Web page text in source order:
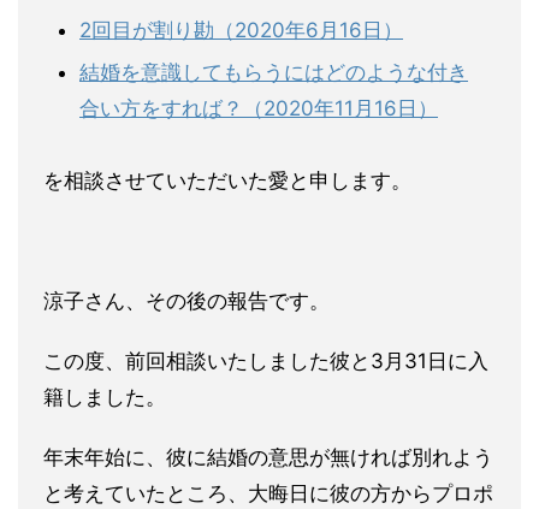
2回目が割り勘（2020年6月16日）
結婚を意識してもらうにはどのような付き
合い方をすれば？（2020年11月16日）
を相談させていただいた愛と申します。
涼子さん、その後の報告です。
この度、前回相談いたしました彼と3月31日に入
籍しました。
年末年始に、彼に結婚の意思が無ければ別れよう
と考えていたとこ ろ、大晦日に彼の方からプロポ